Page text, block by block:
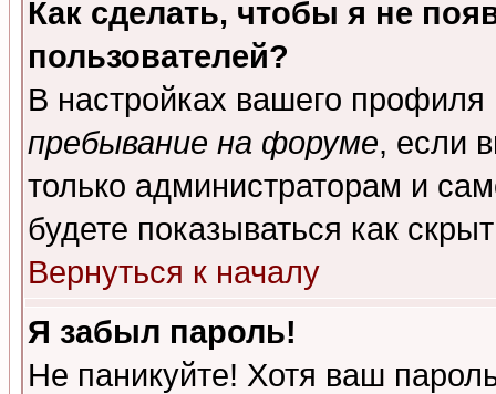
Как сделать, чтобы я не
пользователей?
В настройках вашего
пребывание на форуме, если
только администраторам и
будете показываться как
Вернуться к началу
Я забыл пароль!
Не паникуйте! Хотя ваш